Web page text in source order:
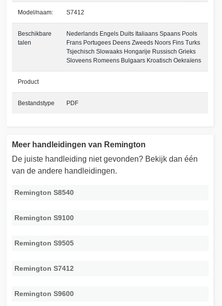
Model/naam: S7412
Beschikbare
talen
Nederlands Engels Duits Italiaans Spaans Pools
Frans Portugees Deens Zweeds Noors Fins Turks
Tsjechisch Slowaaks Hongarije Russisch Grieks
Sloveens Romeens Bulgaars Kroatisch Oekraïens
Product
Bestandstype PDF
Meer handleidingen van Remington
De juiste handleiding niet gevonden? Bekijk dan één
van de andere handleidingen.
Remington S8540
Remington S9100
Remington S9505
Remington S7412
Remington S9600